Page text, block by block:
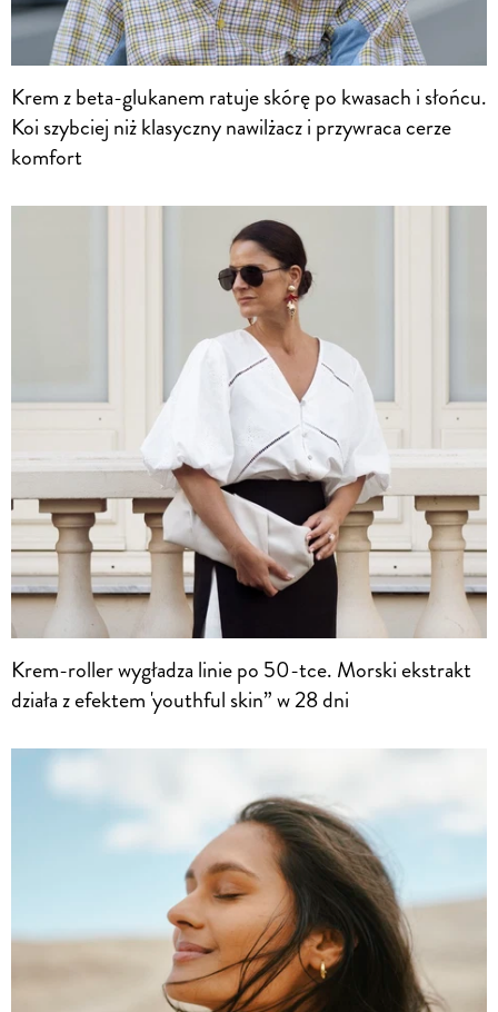
Krem z beta-glukanem ratuje skórę po kwasach i słońcu.
Koi szybciej niż klasyczny nawilżacz i przywraca cerze
komfort
Krem-roller wygładza linie po 50-tce. Morski ekstrakt
działa z efektem 'youthful skin” w 28 dni